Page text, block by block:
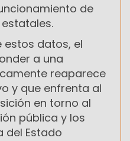
de
estos datos, el
a una
reaparece
y que enfrenta al
en torno al
pública y los
del Estado